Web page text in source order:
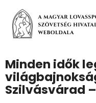
Minden idők
Szilvásvárad